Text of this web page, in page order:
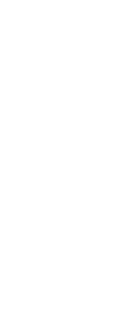
250 BİN